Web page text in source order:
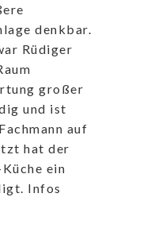
denkbar.
Rüdiger
großer
und ist
auf
hat der
ein
Infos